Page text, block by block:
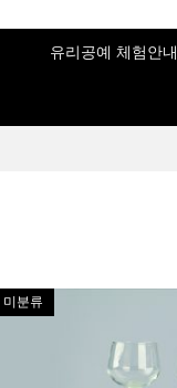
유리공예 체험안내
미분류